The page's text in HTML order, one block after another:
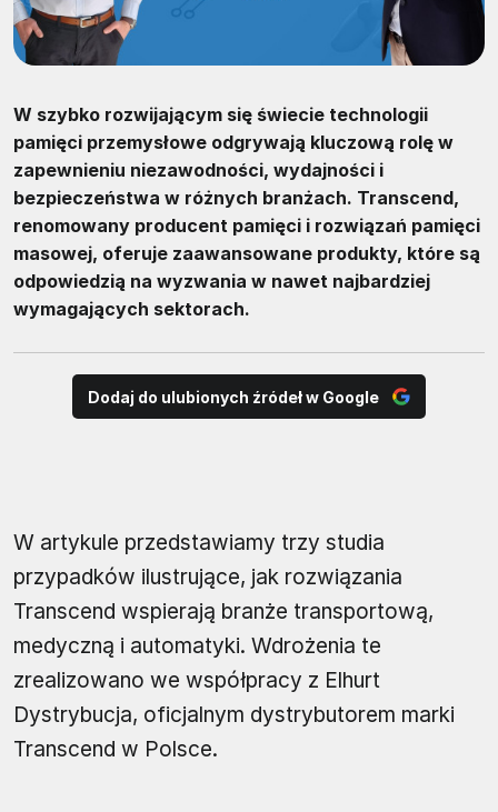
W szybko rozwijającym się świecie technologii
pamięci przemysłowe odgrywają kluczową rolę w
zapewnieniu niezawodności, wydajności i
bezpieczeństwa w różnych branżach. Transcend,
renomowany producent pamięci i rozwiązań pamięci
masowej, oferuje zaawansowane produkty, które są
odpowiedzią na wyzwania w nawet najbardziej
wymagających sektorach.
Dodaj do ulubionych źródeł w Google
W artykule przedstawiamy trzy studia
przypadków ilustrujące, jak rozwiązania
Transcend wspierają branże transportową,
medyczną i automatyki. Wdrożenia te
zrealizowano we współpracy z Elhurt
Dystrybucja, oficjalnym dystrybutorem marki
Transcend w Polsce.